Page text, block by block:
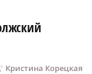
Кристина Корецкая